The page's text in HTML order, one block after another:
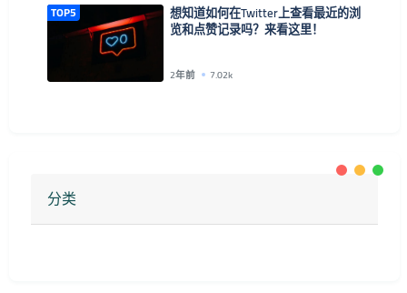
TOP5 想知道如何在Twitter上查看最近的浏
览和点赞记录吗？来看这里！
2年前 7.02k
分类